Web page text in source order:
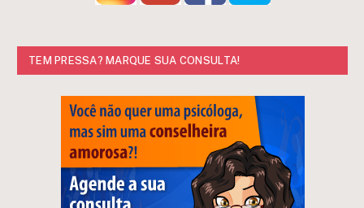
TEM PRESSA? MARQUE SUA CONSULTA!